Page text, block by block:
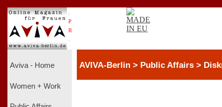
P
R
Aviva - Home
Women + Work
AVIVA-Berlin > Public Affairs >